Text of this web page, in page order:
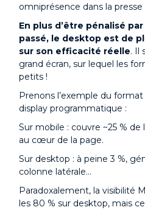
omniprésence dans la presse
En plus d’être pénalisé
passé, le desktop est de
sur son efficacité réelle. Il
grand écran, sur lequel les
petits !
Prenons l’exemple du
display programmatique :
Sur mobile : couvre ~25 % de
au cœur de la page.
Sur desktop : à peine 3 %,
colonne latérale…
Paradoxalement, la visibilité
les 80 % sur desktop, mais